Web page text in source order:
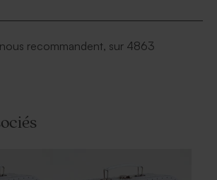
recommandent, sur 4863